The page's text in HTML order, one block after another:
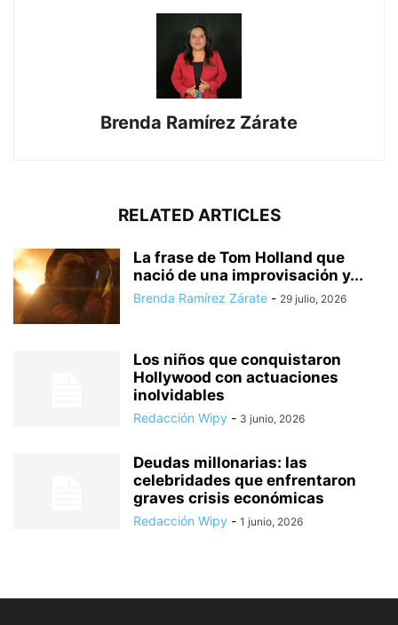
Brenda Ramírez Zárate
RELATED ARTICLES
La frase de Tom Holland que
nació de una improvisación y...
Brenda Ramírez Zárate - 29 julio, 2026
Los niños que conquistaron
Hollywood con actuaciones
inolvidables
Redacción Wipy - 3 junio, 2026
Deudas millonarias: las
celebridades que enfrentaron
graves crisis económicas
Redacción Wipy - 1 junio, 2026